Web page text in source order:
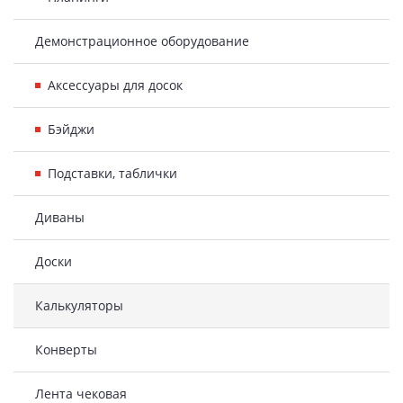
Демонстрационное оборудование
Аксессуары для досок
Бэйджи
Подставки, таблички
Диваны
Доски
Калькуляторы
Конверты
Лента чековая